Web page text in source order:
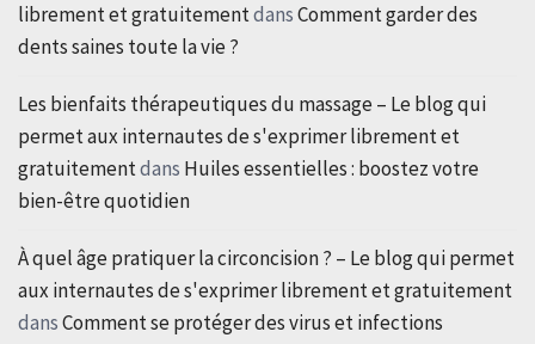
librement et gratuitementdansComment garder des
dents saines toute la vie ?
Les bienfaits thérapeutiques du massage – Le blog qui
permet aux internautes de s'exprimer librement et
gratuitementdans Huiles essentielles : boostez votre
bien-être quotidien
À quel âge pratiquer la circoncision ? – Le blog qui permet
aux internautes de s'exprimer librement et gratuitement
dansComment se protéger des virus et infections